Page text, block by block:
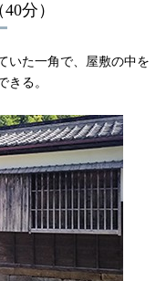
分）
いた一角で、屋敷の中を
る。